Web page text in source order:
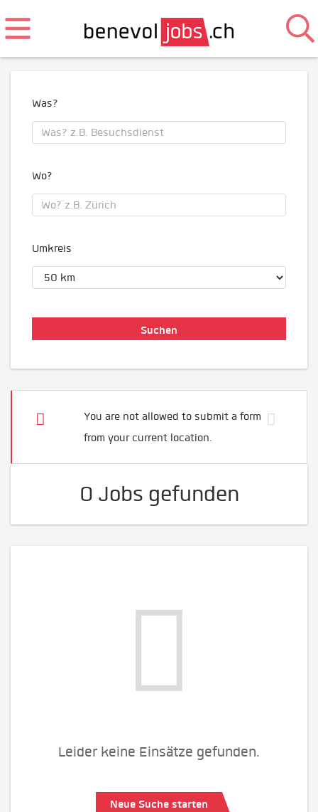
Was?
Wo?
Umkreis
You are not allowed to submit a form
from your current location.
0 Jobs gefunden
Leider keine Einsätze gefunden.
Neue Suche starten